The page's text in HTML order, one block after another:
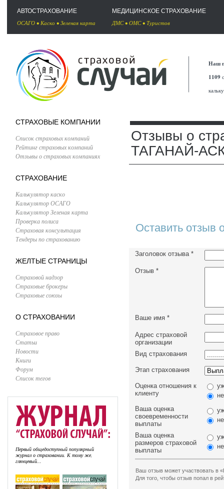
АВТОСТРАХОВАНИЕ
ОСАГО • Каско • Зеленая карта
МЕДИЦИНСКОЕ СТРАХОВАНИЕ
ДМС• ОМС• Туристов
Наш
1109
СТРАХОВЫЕ КОМПАНИИ
Список страховых компаний
Рейтинг страховых компаний
Отзывы о страховых компаниях
СТРАХОВАНИЕ
Калькулятор каско
Калькулятор ОСАГО
Калькулятор Зеленая карта
Проверка полиса
Страховая консультация
Тендеры по страхованию
ЖЕЛТЫЕ СТРАНИЦЫ
Страховой надзор
Страховые брокеры
Страховые союзы
О СТРАХОВАНИИ
Страховое право
Статьи
Новости
Книги
Форум
Список тегов
Первый общедоступный популярный
журнал о страховании. К тому же,
глянцевый...
Отзывы о
ТАГАНАЙ-
Оставить отзыв
Заголовок отзыва *
Отзыв *
Ваше имя *
Адрес страховой
организации
Вид страхования
Этап страхования
Оценка отношения к
клиенту
Ваша оценка
своевременности
выплаты
Ваша оценка
размеров страховой
выплаты
Ваш отзыв может участвовать в
Для того, чтобы отзыв попал в